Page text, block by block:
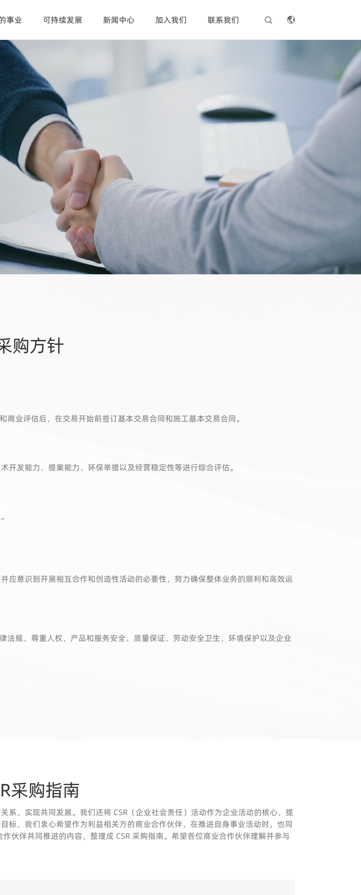
事业 可持续发展 新闻中心 加入我们 联系我们  
购方针
业评估后，在交易开始前签订基本交易合同和施工基本交易合同。
发能力、提案能力、环保举措以及经营稳定性等进行综合评估。
应意识到开展相互合作和创造性活动的必要性，努力确保整体业务的顺利和高效运
法规、尊重人权、产品和服务安全、质量保证、劳动安全卫生、环境保护以及企业
采购指南
，实现共同发展。我们还将 CSR（企业社会责任）活动作为企业活动的核心，提
标，我们衷心希望作为利益相关方的商业合作伙伴，在推进自身事业活动时，也同
伙伴共同推进的内容，整理成 CSR 采购指南。希望各位商业合作伙伴理解并参与